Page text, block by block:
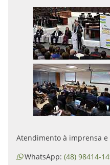
Atendimento à imprensa e
WhatsApp: (48) 98414-